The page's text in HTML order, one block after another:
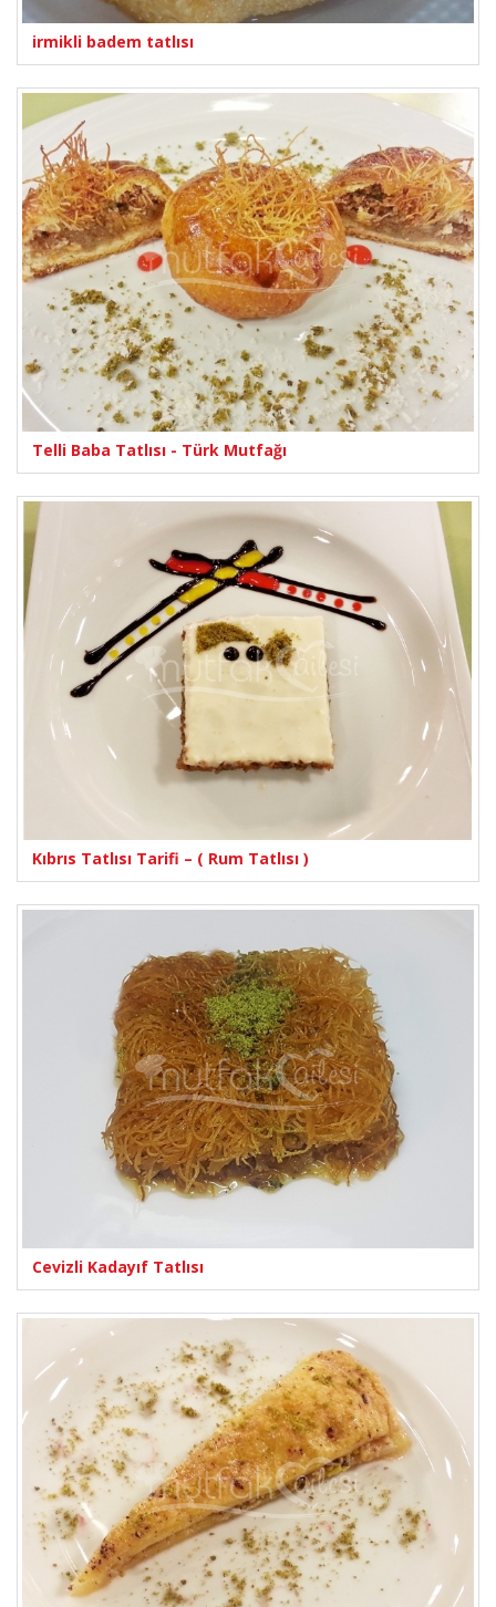
irmikli badem tatlısı
Telli Baba Tatlısı - Türk Mutfağı
Kıbrıs Tatlısı Tarifi – ( Rum Tatlısı )
Cevizli Kadayıf Tatlısı